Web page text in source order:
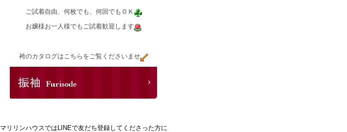
ご試着自由、何枚でも、何回でもＯＫ
お嬢様お一人様でもご試着歓迎します
袴のカタログはこちらをご覧くださいませ
マリリンハウスではLINEで友だち登録してくださった方に